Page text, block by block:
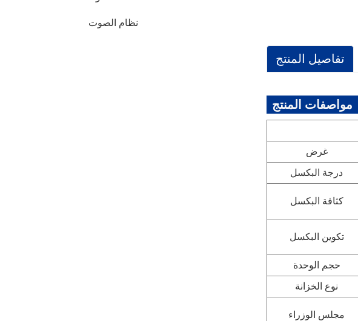
نظام الصوت
تفاصيل المنتج
مواصفات المنتج
غرض
درجة البكسل
كثافة البكسل
تكوين البكسل
حجم الوحدة
نوع الخزانة
مجلس الوزراء